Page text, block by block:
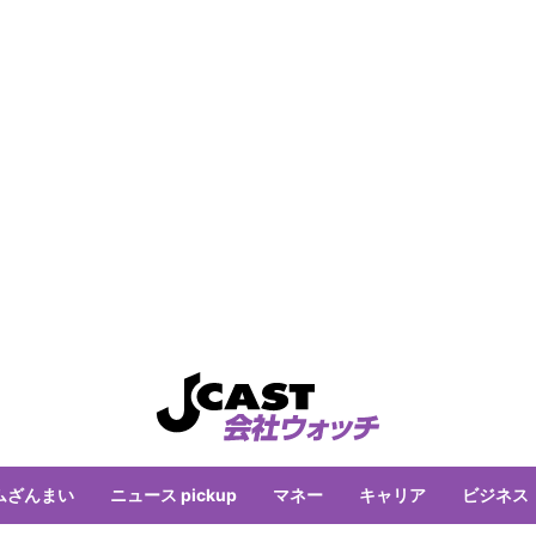
ざんまい ニュース pickup マネー キャリア ビジネス